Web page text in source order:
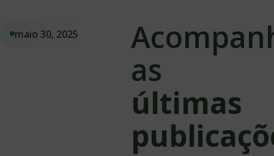
maio 30, 2025
as
últimas